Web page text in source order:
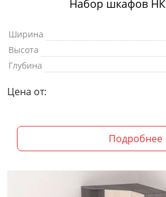
Набор шкафов
Ширина
Высота
Глубина
Цена от:
Подробнее